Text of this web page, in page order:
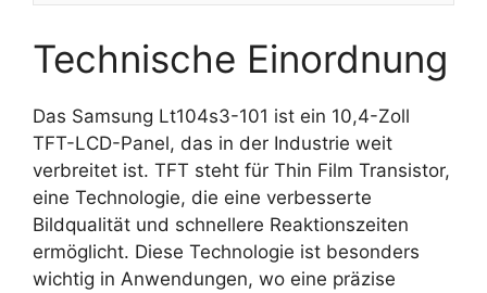
Technische Einordnung
Das Samsung Lt104s3-101 ist ein 10,4-Zoll
TFT-LCD-Panel, das in der Industrie weit
verbreitet ist. TFT steht für Thin Film Transistor,
eine Technologie, die eine verbesserte
Bildqualität und schnellere Reaktionszeiten
ermöglicht. Diese Technologie ist besonders
wichtig in Anwendungen, wo eine präzise